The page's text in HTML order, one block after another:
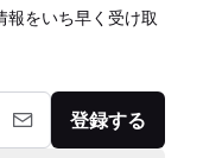
報をいち早く受け取
登録する